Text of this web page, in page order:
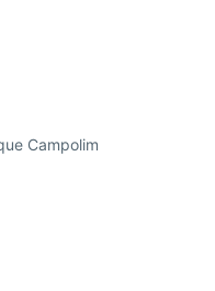
Campolim